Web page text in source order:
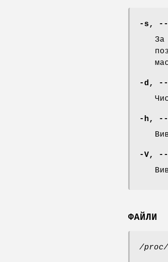
-s,
За
-d,
-h,
-V,
ФАЙЛИ
/proc/